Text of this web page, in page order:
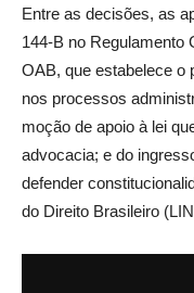
Entre as decisões, as
144-B no Regulamento
OAB, que estabelece o
nos processos
moção de apoio à lei
advocacia; e do
defender
do Direito Brasileiro